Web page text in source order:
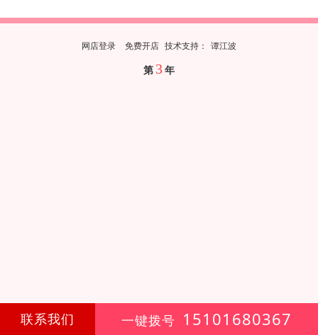
网店登录 免费开店 技术支持 ： 谭江波
第 3年
联系我们 一键拨号 15101680367